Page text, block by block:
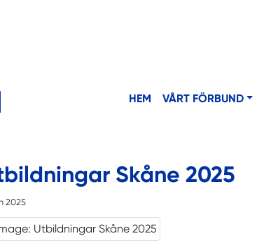
HEM VÅRT FÖRBUND
Skåne 2025
2025